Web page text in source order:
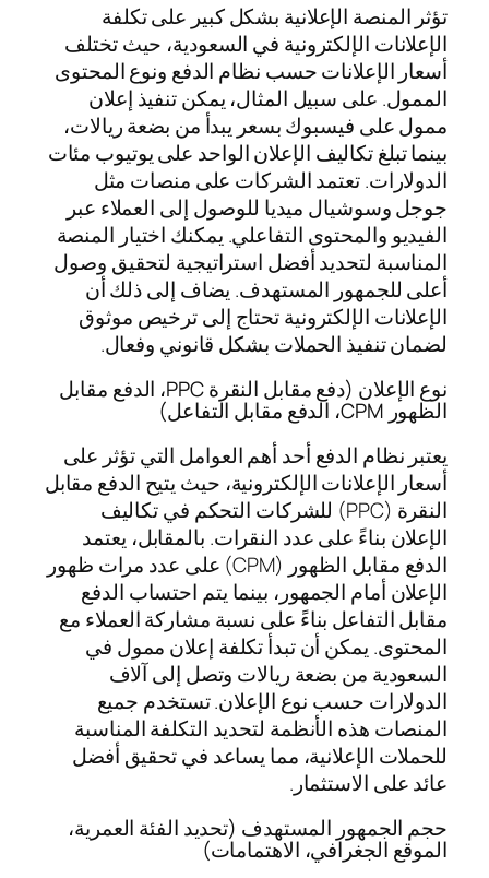
تؤثر المنصة الإعلانية بشكل كبير على تكلفة
الإعلانات الإلكترونية في السعودية، حيث تختلف
أسعار الإعلانات حسب نظام الدفع ونوع المحتوى
الممول. على سبيل المثال، يمكن تنفيذ إعلان
ممول على فيسبوك بسعر يبدأ من بضعة ريالات،
بينما تبلغ تكاليف الإعلان الواحد على يوتيوب مئات
الدولارات. تعتمد الشركات على منصات مثل
جوجل وسوشيال ميديا للوصول إلى العملاء عبر
الفيديو والمحتوى التفاعلي. يمكنك اختيار المنصة
المناسبة لتحديد أفضل استراتيجية لتحقيق وصول
أعلى للجمهور المستهدف. يضاف إلى ذلك أن
الإعلانات الإلكترونية تحتاج إلى ترخيص موثوق
لضمان تنفيذ الحملات بشكل قانوني وفعال.
نوع الإعلان (دفع مقابل النقرة PPC، الدفع مقابل
الظهور CPM، الدفع مقابل التفاعل)
يعتبر نظام الدفع أحد أهم العوامل التي تؤثر على
أسعار الإعلانات الإلكترونية، حيث يتيح الدفع مقابل
النقرة (PPC) للشركات التحكم في تكاليف
الإعلان بناءً على عدد النقرات. بالمقابل، يعتمد
الدفع مقابل الظهور (CPM) على عدد مرات ظهور
الإعلان أمام الجمهور، بينما يتم احتساب الدفع
مقابل التفاعل بناءً على نسبة مشاركة العملاء مع
المحتوى. يمكن أن تبدأ تكلفة إعلان ممول في
السعودية من بضعة ريالات وتصل إلى آلاف
الدولارات حسب نوع الإعلان. تستخدم جميع
المنصات هذه الأنظمة لتحديد التكلفة المناسبة
للحملات الإعلانية، مما يساعد في تحقيق أفضل
عائد على الاستثمار.
حجم الجمهور المستهدف (تحديد الفئة العمرية،
الموقع الجغرافي، الاهتمامات)